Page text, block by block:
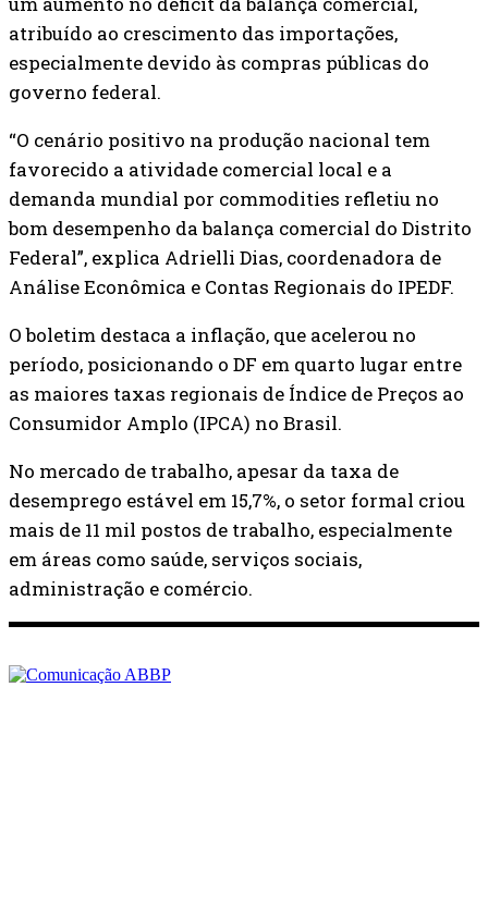
atribuído ao crescimento das importações,
especialmente devido às compras públicas do
governo federal.
“O cenário positivo na produção nacional tem
favorecido a atividade comercial local e a
demanda mundial por commodities refletiu no
bom desempenho da balança comercial do Distrito
Federal”, explica Adrielli Dias, coordenadora de
Análise Econômica e Contas Regionais do IPEDF.
O boletim destaca a inflação, que acelerou no
período, posicionando o DF em quarto lugar entre
as maiores taxas regionais de Índice de Preços ao
Consumidor Amplo (IPCA) no Brasil.
No mercado de trabalho, apesar da taxa de
desemprego estável em 15,7%, o setor formal criou
mais de 11 mil postos de trabalho, especialmente
em áreas como saúde, serviços sociais,
administração e comércio.